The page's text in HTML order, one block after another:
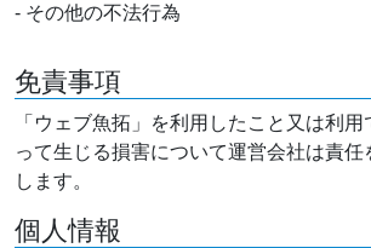
- その他の不法行為
免責事項
「ウェブ魚拓」を利用したこと又は利
って生じる損害について運営会社は責任
します。
個人情報